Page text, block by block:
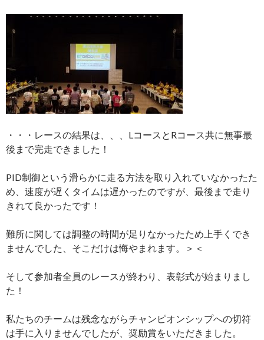
・・・レースの結果は、、、LコースとRコース共に無事最
後まで完走できました！
PID制御という滑らかに走る方法を取り入れていなかったた
め、速度が遅くタイムは遅かったのですが、最後まで走り
きれて良かったです！
難所に関しては調整の時間が足りなかったため上手くでき
ませんでした、そこだけは悔やまれます。＞＜
そして参加者全員のレースが終わり、表彰式が始まりまし
た！
私たちのチームは残念ながらチャンピオンシップへの切符
は手に入りませんでしたが、奨励賞をいただきました。